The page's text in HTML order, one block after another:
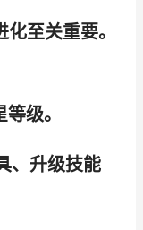
至关重要。
级。
、升级技能